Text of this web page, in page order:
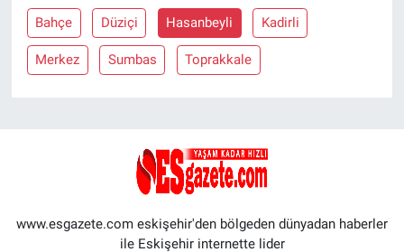
Bahçe Düziçi Hasanbeyli Kadirli
Merkez Sumbas Toprakkale
www.esgazete.com eskişehir'den bölgeden dünyadan haberler
ile Eskişehir internette lider